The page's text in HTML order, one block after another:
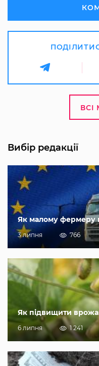
ВСІ
Вибір редакції
Як малому фермеру
3 липня 766
Як підвищити
6 липня 1 241